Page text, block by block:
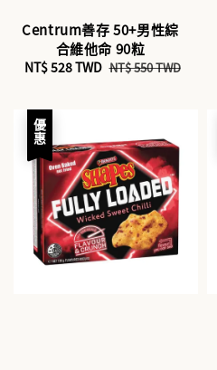
Centrum善存 50+男性綜
合維他命 90粒
Sale
NT$ 528 TWD Regular
NT$ 550 TWD
優惠